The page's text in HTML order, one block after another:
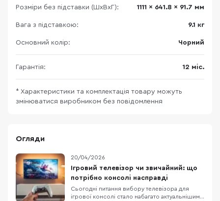
Розміри без підставки (ШхВхГ): 1111 x 641.8 x 91.7 мм
Вага з підставкою: 9.1 кг
Основний колір: Чорний
Гарантія: 12 міс.
* Характеристики та комплектація товару можуть
змінюватися виробником без повідомлення
Огляди
20/04/2026
Ігровий телевізор чи звичайний: що
потрібно консолі насправді
Сьогодні питання вибору телевізора для
ігрової консолі стало набагато актуальнішим,